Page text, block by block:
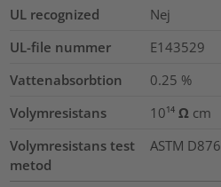
UL recognized
Nej
UL-file nummer
E143529
Vattenabsorbtion
0.25 %
Volymresistans
10¹⁴ Ω cm
Volymresistans test
metod
ASTM D876